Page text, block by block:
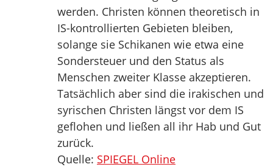
werden. Christen können theoretisch in
IS-kontrollierten Gebieten bleiben,
solange sie Schikanen wie etwa eine
Sondersteuer und den Status als
Menschen zweiter Klasse akzeptieren.
Tatsächlich aber sind die irakischen und
syrischen Christen längst vor dem IS
geflohen und ließen all ihr Hab und Gut
zurück.
Quelle: SPIEGEL Online